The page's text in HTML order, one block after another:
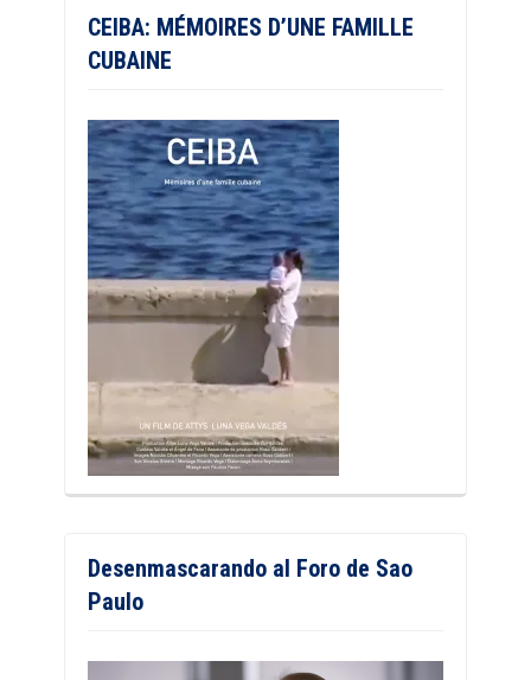
CEIBA: MÉMOIRES D’UNE FAMILLE
CUBAINE
Desenmascarando al Foro de Sao
Paulo